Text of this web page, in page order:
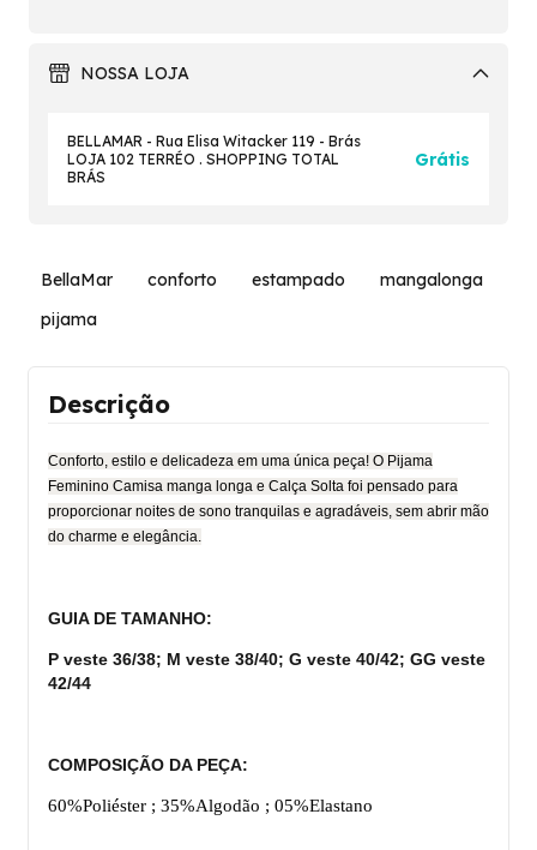
NOSSA LOJA
BELLAMAR - Rua Elisa Witacker 119 - Brás
LOJA 102 TERRÉO . SHOPPING TOTAL
BRÁS
Grátis
BellaMar conforto estampado
mangalonga
pijama
Descrição
Conforto, estilo e delicadeza em uma única peça! O Pijama
Feminino Camisa manga longa e Calça Solta foi pensado para
proporcionar noites de sono tranquilas e agradáveis, sem abrir mão
do charme e elegância.
GUIA DE TAMANHO:
P veste 36/38; M veste 38/40; G veste 40/42; GG veste
42/44
COMPOSIÇÃO DA PEÇA:
60%Poliéster ; 35%Algodão ; 05%Elastano